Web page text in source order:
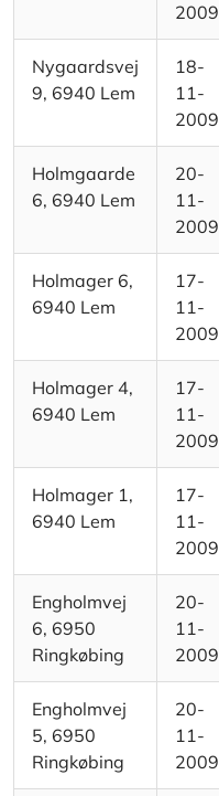
2009
Nygaardsvej
9, 6940 Lem
18-
11-
2009
Holmgaarde
6, 6940 Lem
20-
11-
2009
Holmager 6,
6940 Lem
17-
11-
2009
Holmager 4,
6940 Lem
17-
11-
2009
Holmager 1,
6940 Lem
17-
11-
2009
Engholmvej
6, 6950
Ringkøbing
20-
11-
2009
Engholmvej
5, 6950
Ringkøbing
20-
11-
2009